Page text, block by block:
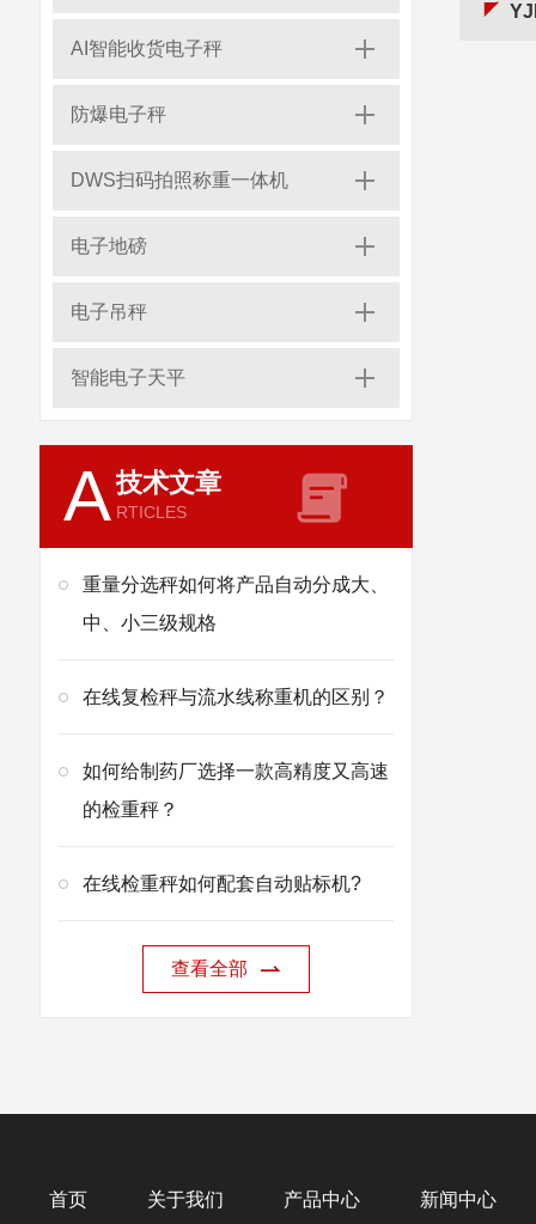
AI智能收货电子秤
防爆电子秤
DWS扫码拍照称重一体机
电子地磅
电子吊秤
智能电子天平
A技术文章
RTICLES
重量分选秤如何将产品自动分成大、
中、小三级规格
在线复检秤与流水线称重机的区别？
如何给制药厂选择一款高精度又高速
的检重秤？
在线检重秤如何配套自动贴标机?
查看全部
首页 关于我们 产品中心 新闻中心